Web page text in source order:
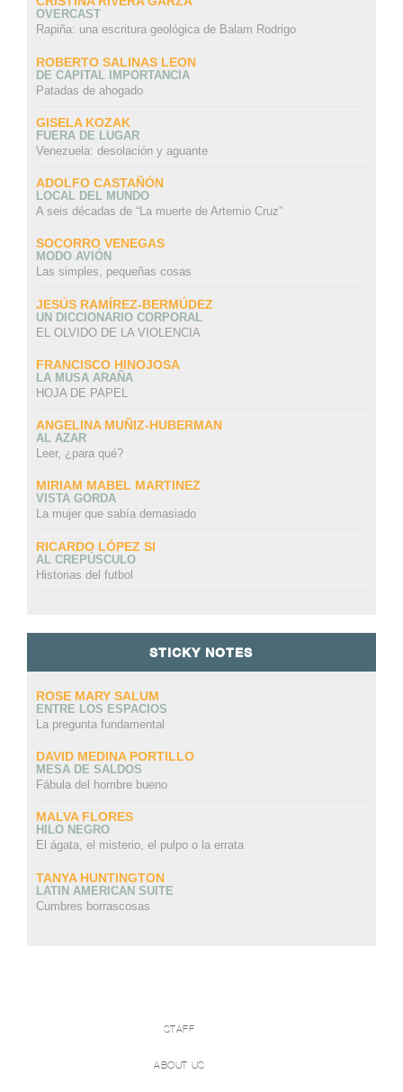
OVERCAST
Rapiña: una escritura geológica de Balam Rodrigo
ROBERTO SALINAS LEON
DE CAPITAL IMPORTANCIA
Patadas de ahogado
GISELA KOZAK
FUERA DE LUGAR
Venezuela: desolación y aguante
ADOLFO CASTAÑÓN
LOCAL DEL MUNDO
A seis décadas de “La muerte de Artemio Cruz”
SOCORRO VENEGAS
MODO AVIÓN
Las simples, pequeñas cosas
JESÚS RAMÍREZ-BERMÚDEZ
UN DICCIONARIO CORPORAL
EL OLVIDO DE LA VIOLENCIA
FRANCISCO HINOJOSA
LA MUSA ARAÑA
HOJA DE PAPEL
ANGELINA MUÑIZ-HUBERMAN
AL AZAR
Leer, ¿para qué?
MIRIAM MABEL MARTINEZ
VISTA GORDA
La mujer que sabía demasiado
RICARDO LÓPEZ SI
AL CREPÚSCULO
Historias del futbol
STICKY NOTES
ROSE MARY SALUM
ENTRE LOS ESPACIOS
La pregunta fundamental
DAVID MEDINA PORTILLO
MESA DE SALDOS
Fábula del hombre bueno
MALVA FLORES
HILO NEGRO
El ágata, el misterio, el pulpo o la errata
TANYA HUNTINGTON
LATIN AMERICAN SUITE
Cumbres borrascosas
STAFF
ABOUT US